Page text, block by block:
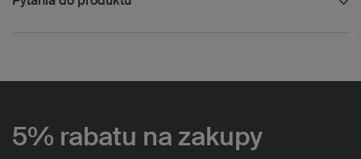
5% rabatu na zakupy